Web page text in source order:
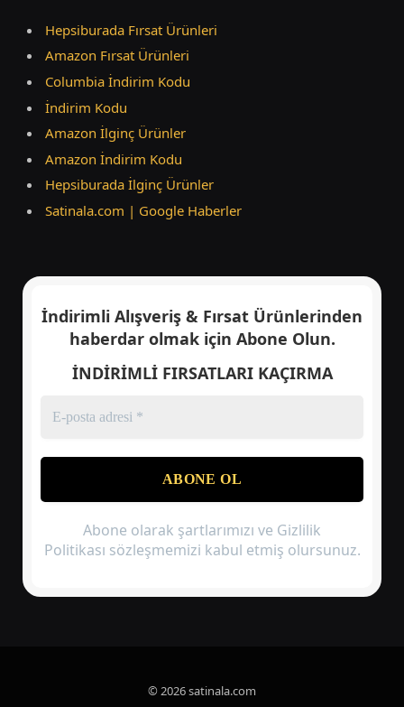
Hepsiburada Fırsat Ürünleri
Amazon Fırsat Ürünleri
Columbia İndirim Kodu
İndirim Kodu
Amazon İlginç Ürünler
Amazon İndirim Kodu
Hepsiburada İlginç Ürünler
Satinala.com | Google Haberler
İndirimli Alışveriş & Fırsat Ürünlerinden
haberdar olmak için Abone Olun.
İNDİRİMLİ FIRSATLARI KAÇIRMA
Abone olarak şartlarımızı ve Gizlilik
Politikası sözleşmemizi kabul etmiş olursunuz.
© 2026 satinala.com